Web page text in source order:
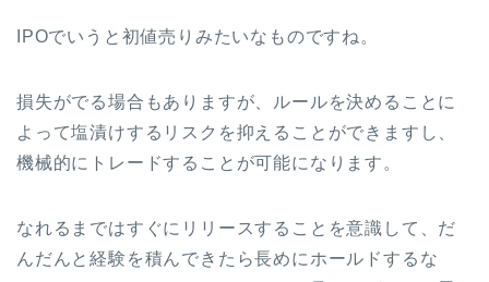
IPOでいうと初値売りみたいなものですね。
損失がでる場合もありますが、ルールを決めることに
よって塩漬けするリスクを抑えることができますし、
機械的にトレードすることが可能になります。
なれるまではすぐにリリースすることを意識して、だ
んだんと経験を積んできたら長めにホールドするな